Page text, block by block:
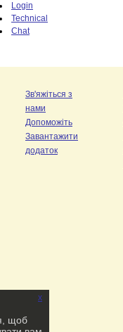
Login
Technical
Chat
Зв'яжіться з
нами
Допоможіть
Завантажити
додаток
щоб
x